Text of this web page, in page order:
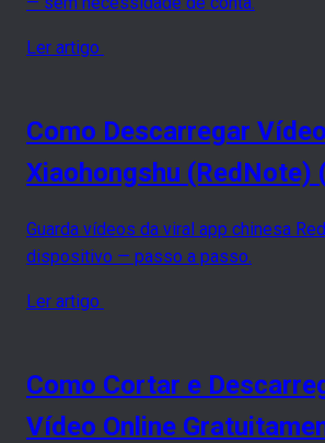
Ler artigo
Como Descarregar
Xiaohongshu (RedNote)
Guarda vídeos da viral app chinesa
dispositivo — passo a passo.
Ler artigo
Como Cortar e
Vídeo Online